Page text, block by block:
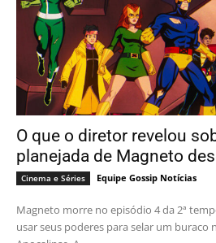
O que o diretor revelou
planejada de Magneto
Cinema e Séries Equipe Gossip Notícias
Magneto morre no episódio 4 da 2ª
usar seus poderes para selar um buraco